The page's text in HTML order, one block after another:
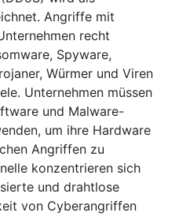
Angriffe mit
recht
Spyware,
Würmer und Viren
Unternehmen müssen
und Malware-
um ihre Hardware
Angriffen zu
konzentrieren sich
und drahtlose
von Cyberangriffen